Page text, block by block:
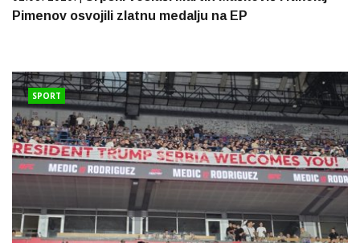
Pimenov osvojili zlatnu medalju na EP
SPORT